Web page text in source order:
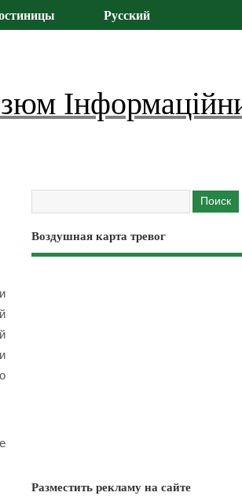
Русский
Воздушная карта тревог
Разместить рекламу на сайте